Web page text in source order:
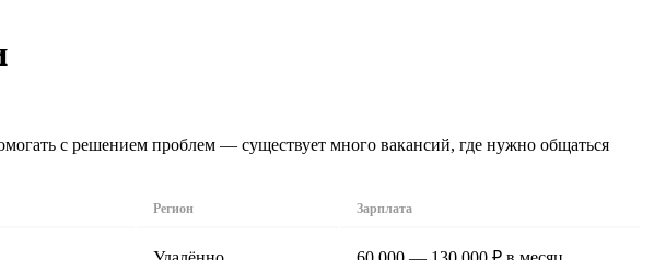
с решением проблем — существует много вакансий, где нужно общаться
Регион Зарплата